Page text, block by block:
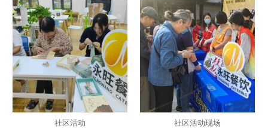
社区活动 社区活动现场